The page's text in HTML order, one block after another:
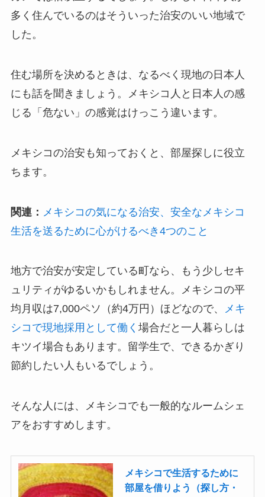
多く住んでいるのはそういった治安のいい地域で
した。
住む場所を決めるときは、なるべく現地の日本人
にも話を聞きましょう。メキシコ人と日本人の感
じる「危ない」の感覚はけっこう違います。
メキシコの治安も知っておくと、部屋探しに役立
ちます。
関連： メキシコの気になる治安、安全なメキシコ
生活を送るために心がけるべき4つのこと
地方で治安が安定している町なら、もう少しセキ
ュリティがゆるいかもしれません。メキシコの平
均月収は7,000ペソ（約4万円）ほどなので、
メキ
シコで現地採用として働く 場合だと一人暮らしは
キツイ場合もあります。留学生で、できるかぎり
節約したい人もいるでしょう。
そんな人には、メキシコでも一般的なルームシェ
アをおすすめします。
メキシコで生活するために
部屋を借りよう（探し方・